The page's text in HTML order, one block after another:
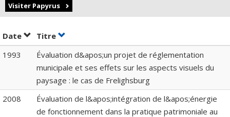
Visiter Papyrus
Date Trier par date en ordre croissant
Titre Trier par titre en ordre croissant
1993
Évaluation d&apos;un projet de réglementation
municipale et ses effets sur les aspects visuels du
paysage : le cas de Frelighsburg
2008
Évaluation de l&apos;intégration de l&apos;énergie
de fonctionnement dans la pratique patrimoniale au